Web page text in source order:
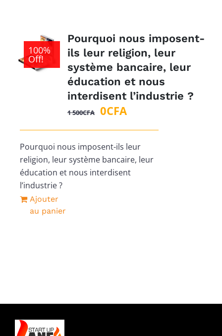
100%
Off!
Pourquoi nous imposent-
ils leur religion, leur
système bancaire, leur
éducation et nous
interdisent l’industrie ?
1 500CFA
Le
initial
était :
1
0CFALe
actuel
est :
0CFA.
Pourquoi nous imposent-ils leur
religion, leur système bancaire, leur
éducation et nous interdisent
l’industrie ?
Ajouter
au panier